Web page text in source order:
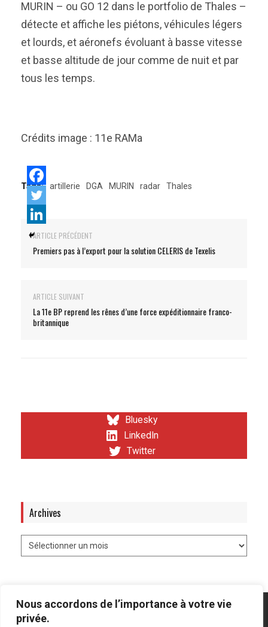
Nous accordons de l’importance à votre vie
privée.
MURIN – ou GO 12 dans le portfolio de Thales –
détecte et affiche les piétons, véhicules légers
et lourds, et aéronefs évoluant à basse vitesse
et basse altitude de jour comme de nuit et par
tous les temps.
Crédits image : 11e RAMa
Tags: artillerie DGA MURIN radar Thales
ARTICLE PRÉCÉDENT
Premiers pas à l’export pour la solution CELERIS de Texelis
ARTICLE SUIVANT
La 11e BP reprend les rênes d’une force expéditionnaire franco-
britannique
Bluesky
LinkedIn
Twitter
Archives